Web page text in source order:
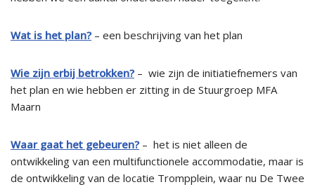
Wat is het plan? – een beschrijving van het plan
Wie zijn erbij betrokken? – wie zijn de initiatiefnemers van
het plan en wie hebben er zitting in de Stuurgroep MFA
Maarn
Waar gaat het gebeuren? – het is niet alleen de
ontwikkeling van een multifunctionele accommodatie, maar is
de ontwikkeling van de locatie Trompplein, waar nu De Twee